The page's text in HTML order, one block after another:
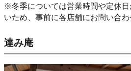
※冬季については営業時間や定休
いため、事前に各店舗にお問い合わ
達み庵